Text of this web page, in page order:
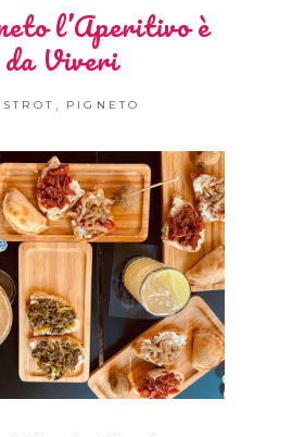
l’Aperitivo è
da Viveri
PIGNETO